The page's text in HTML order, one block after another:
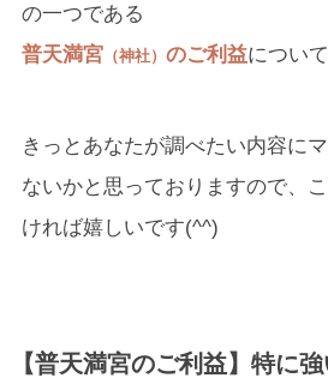
の一つである
普天満宮（神社） のご利益につい
きっとあなたが調べたい内容に
ないかと思っておりますので、
ければ嬉しいです(^^)
【普天満宮のご利益】特に